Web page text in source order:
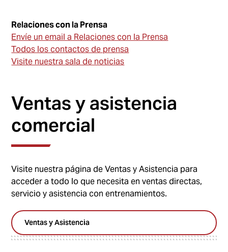
Relaciones con la Prensa
Envíe un email a Relaciones con la Prensa
Todos los contactos de prensa
Visite nuestra sala de noticias
Ventas y asistencia
comercial
Visite nuestra página de Ventas y Asistencia para
acceder a todo lo que necesita en ventas directas,
servicio y asistencia con entrenamientos.
Ventas y Asistencia